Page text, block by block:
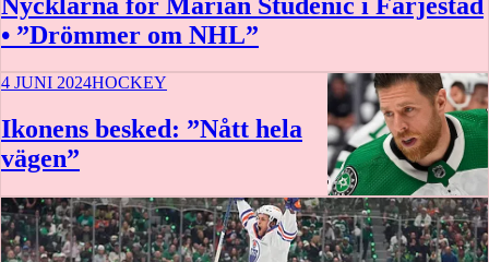
• ”Drömmer om NHL”
4 JUNI 2024HOCKEY
Ikonens besked: ”Nått hela
vägen”